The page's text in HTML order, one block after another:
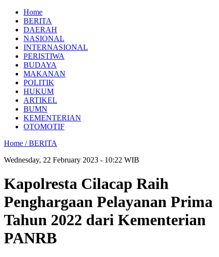
Home
BERITA
DAERAH
NASIONAL
INTERNASIONAL
PERISTIWA
BUDAYA
MAKANAN
POLITIK
HUKUM
ARTIKEL
BUMN
KEMENTERIAN
OTOMOTIF
Home /BERITA
Wednesday, 22 February 2023 - 10:22 WIB
Kapolresta Cilacap Raih
Penghargaan Pelayanan Prima
Tahun 2022 dari Kementerian
PANRB